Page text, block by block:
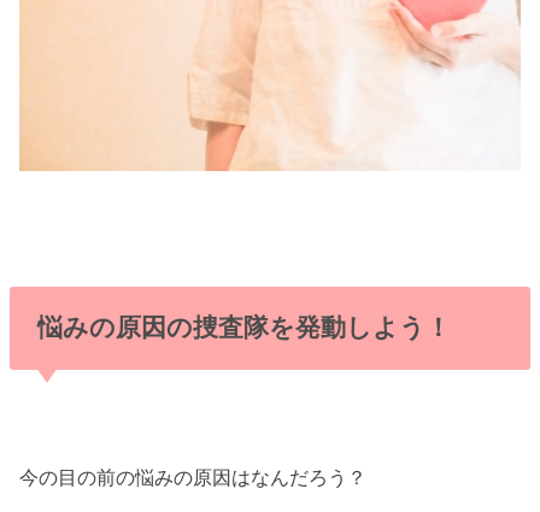
悩みの原因の捜査隊を発動しよう！
今の目の前の悩みの原因はなんだろう？